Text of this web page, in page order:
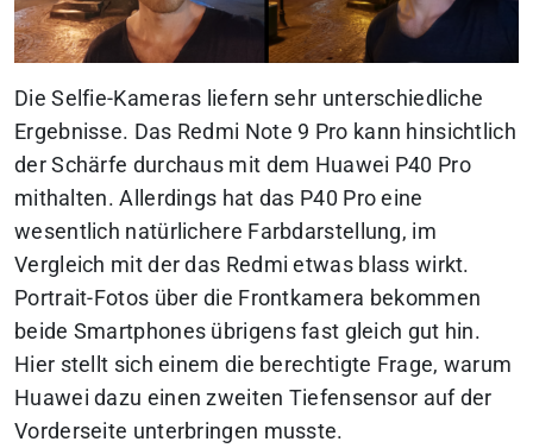
Die Selfie-Kameras liefern sehr unterschiedliche
Ergebnisse. Das Redmi Note 9 Pro kann hinsichtlich
der Schärfe durchaus mit dem Huawei P40 Pro
mithalten. Allerdings hat das P40 Pro eine
wesentlich natürlichere Farbdarstellung, im
Vergleich mit der das Redmi etwas blass wirkt.
Portrait-Fotos über die Frontkamera bekommen
beide Smartphones übrigens fast gleich gut hin.
Hier stellt sich einem die berechtigte Frage, warum
Huawei dazu einen zweiten Tiefensensor auf der
Vorderseite unterbringen musste.